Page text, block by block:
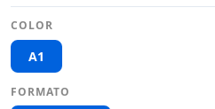
COLOR
A1
FORMATO